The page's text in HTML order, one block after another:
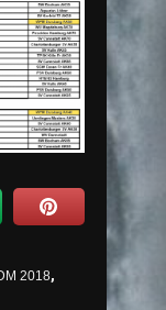
2018,